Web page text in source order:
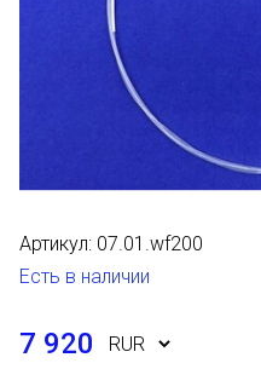
Артикул: 07.01.wf200
Есть в наличии
7 920